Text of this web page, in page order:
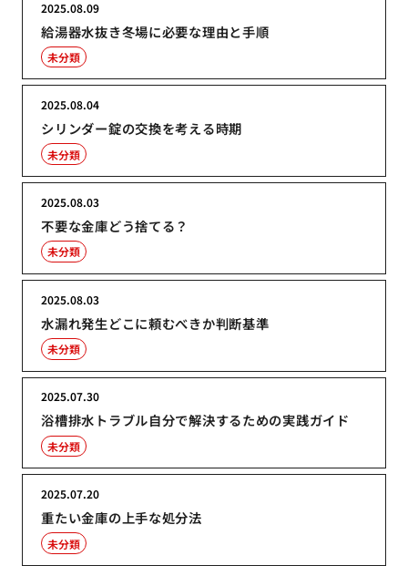
給湯器水抜き冬場に必要な理由と手順
2025.08.09
未分類
シリンダー錠の交換を考える時期
2025.08.04
未分類
不要な金庫どう捨てる？
2025.08.03
未分類
水漏れ発生どこに頼むべきか判断基準
2025.08.03
未分類
浴槽排水トラブル自分で解決するための実践ガイド
2025.07.30
未分類
重たい金庫の上手な処分法
2025.07.20
未分類